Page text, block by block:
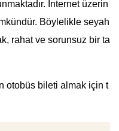
İnternet üzerin
Böylelikle seyah
rahat ve sorunsuz bir ta
otobüs bileti almak için t